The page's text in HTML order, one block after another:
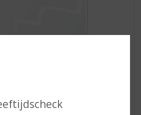
een heerlijk frisse zomerse cocktail